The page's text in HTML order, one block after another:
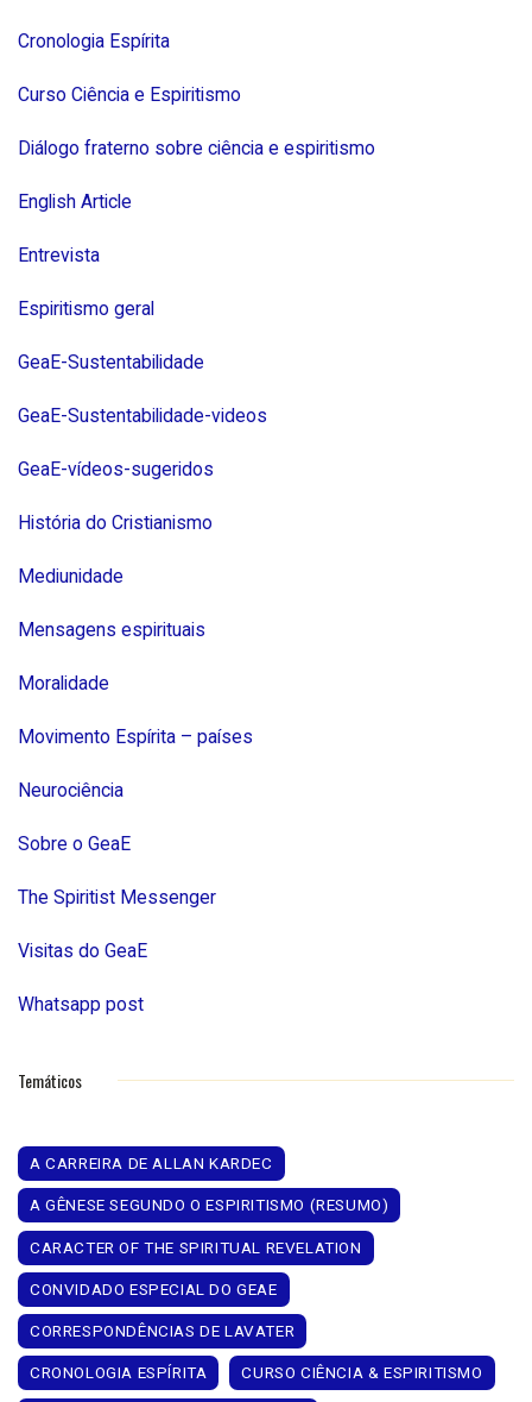
Cronologia Espírita
Curso Ciência e Espiritismo
Diálogo fraterno sobre ciência e espiritismo
English Article
Entrevista
Espiritismo geral
GeaE-Sustentabilidade
GeaE-Sustentabilidade-videos
GeaE-vídeos-sugeridos
História do Cristianismo
Mediunidade
Mensagens espirituais
Moralidade
Movimento Espírita – países
Neurociência
Sobre o GeaE
The Spiritist Messenger
Visitas do GeaE
Whatsapp post
Temáticos
A CARREIRA DE ALLAN KARDEC
A GÊNESE SEGUNDO O ESPIRITISMO (RESUMO)
CARACTER OF THE SPIRITUAL REVELATION
CONVIDADO ESPECIAL DO GEAE
CORRESPONDÊNCIAS DE LAVATER
CRONOLOGIA ESPÍRITA CURSO CIÊNCIA & ESPIRITISMO